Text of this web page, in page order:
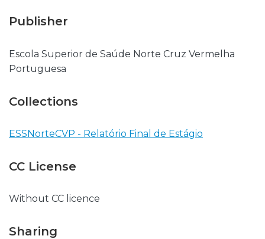
Publisher
Escola Superior de Saúde Norte Cruz Vermelha
Portuguesa
Collections
ESSNorteCVP - Relatório Final de Estágio
CC License
Without CC licence
Sharing